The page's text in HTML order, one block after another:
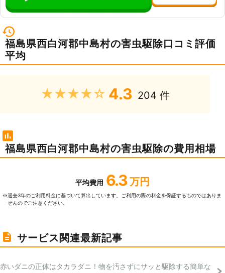
福島県西白河郡中島村の害虫駆除口コミ評価
平均
★★★★★ 4.3 204 件
福島県西白河郡中島村の害虫駆除の費用相場
平均費用 6.3 万円
※過去3年のご利⽤料⾦に基づいて算出しています。ご利⽤の際の料⾦を保証するものではありま
せんのでご注意ください。
サービス関連最新記事
赤いダニの正体はタカラダニ！物を汚さずにサッと駆除する簡単な